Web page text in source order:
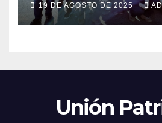
19 DE AGOSTO DE 2025
Unión